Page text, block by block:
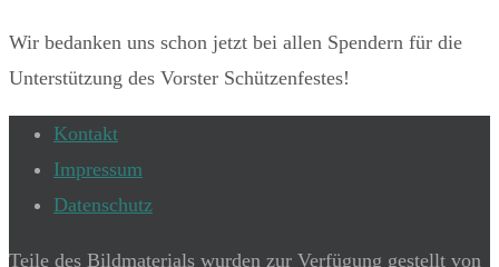
Wir bedanken uns schon jetzt bei allen Spendern für die
Unterstützung des Vorster Schützenfestes!
Kontakt
Impressum
Datenschutz
Teile des Bildmaterials wurden zur Verfügung gestellt von